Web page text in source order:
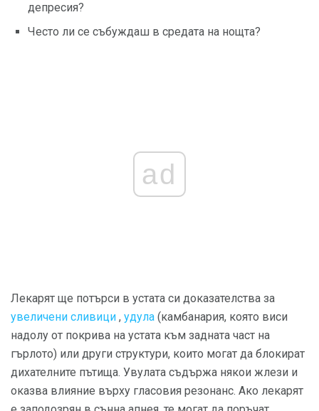
депресия?
Често ли се събуждаш в средата на нощта?
ad
Лекарят ще потърси в устата си доказателства за
увеличени сливици , удула (камбанария, която виси
надолу от покрива на устата към задната част на
гърлото) или други структури, които могат да блокират
дихателните пътища. Увулата съдържа някои жлези и
оказва влияние върху гласовия резонанс. Ако лекарят